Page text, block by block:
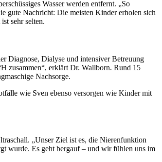
Wasser werden entfernt. „So
gute Nachricht: Die meisten Kinder erholen sich
sehr selten.
Diagnose, Dialyse und intensiver Betreuung
zusammen“, erklärt Dr. Wallborn. Rund 15
Nachsorge.
wie Sven ebenso versorgen wie Kinder mit
„Unser Ziel ist es, die Nierenfunktion
wurde. Es geht bergauf – und wir fühlen uns im